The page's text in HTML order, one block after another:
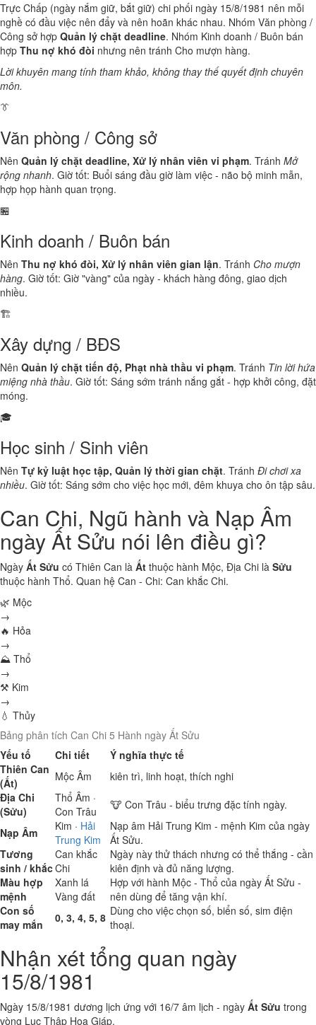
Trực Chấp (ngày nắm giữ, bắt giữ) chi phối ngày 15/8/1981 nên mỗi
nghề có đầu việc nên đẩy và nên hoãn khác nhau. Nhóm Văn phòng /
Công sở hợp Quản lý chặt deadline. Nhóm Kinh doanh / Buôn bán
hợp Thu nợ khó đòi nhưng nên tránh Cho mượn hàng.
Lời khuyên mang tính tham khảo, không thay thế quyết định chuyên
môn.
👔
Văn phòng / Công sở
Nên Quản lý chặt deadline, Xử lý nhân viên vi phạm. Tránh Mở
rộng nhanh. Giờ tốt: Buổi sáng đầu giờ làm việc - não bộ minh mẫn,
hợp họp hành quan trọng.
🏪
Kinh doanh / Buôn bán
Nên Thu nợ khó đòi, Xử lý nhân viên gian lận. Tránh Cho mượn
hàng. Giờ tốt: Giờ "vàng" của ngày - khách hàng đông, giao dịch
nhiều.
🏗️
Xây dựng / BĐS
Nên Quản lý chặt tiến độ, Phạt nhà thầu vi phạm. Tránh Tin lời hứa
miệng nhà thầu. Giờ tốt: Sáng sớm tránh nắng gắt - hợp khởi công, đặt
móng.
🎓
Học sinh / Sinh viên
Nên Tự kỷ luật học tập, Quản lý thời gian chặt. Tránh Đi chơi xa
nhiều. Giờ tốt: Sáng sớm cho việc học mới, đêm khuya cho ôn tập sâu.
Can Chi, Ngũ hành và Nạp Âm
ngày Ất Sửu nói lên điều gì?
Ngày Ất Sửu có Thiên Can là Ất thuộc hành Mộc, Địa Chi là Sửu
thuộc hành Thổ. Quan hệ Can - Chi: Can khắc Chi.
🌿 Mộc
→
🔥 Hỏa
→
⛰ Thổ
→
⚒ Kim
→
💧 Thủy
Bảng phân tích Can Chi 5 Hành ngày Ất Sửu
Yếu tố
Chi tiết
Ý nghĩa thực tế
Thiên Can
(Ất)
Mộc Âm
kiên trì, linh hoạt, thích nghi
Địa Chi
(Sửu)
Thổ Âm ·
Con Trâu
🐮 Con Trâu - biểu trưng đặc tính ngày.
Nạp Âm
Kim · Hải
Trung Kim
Nạp âm Hải Trung Kim - mệnh Kim của ngày
Ất Sửu.
Tương
sinh / khắc
Can khắc
Chi
Ngày này thử thách nhưng có thể thắng - cần
kiên định và đủ năng lượng.
Màu hợp
mệnh
Xanh lá
Vàng đất
Hợp với hành Mộc - Thổ của ngày Ất Sửu -
nên dùng để tăng vận khí.
Con số
may mắn
0, 3, 4, 5, 8 Dùng cho việc chọn số, biển số, sim điện
thoại.
Nhận xét tổng quan ngày
15/8/1981
Ngày 15/8/1981 dương lịch ứng với 16/7 âm lịch - ngày Ất Sửu trong
vòng Lục Thập Hoa Giáp.